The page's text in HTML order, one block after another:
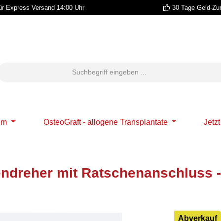
Express Versand 14:00 Uhr 30 Tage Geld-
OsteoGraft - allogene Transplantate
mit Ratschenanschluss
Abverkauf